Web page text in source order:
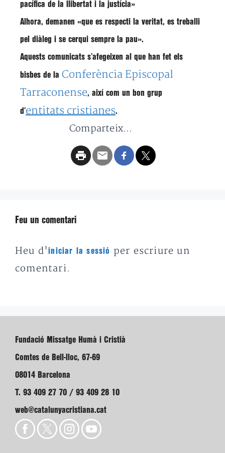
pacífica de la llibertat i la justícia»
Alhora, demanen «que es respecti la veritat, es treballi
pel diàleg i se cerqui sempre la pau».
Aquests comunicats s’afegeixen al que han fet els
bisbes de la Conferència Episcopal
Tarraconense, així com un bon grup
d’entitats cristianes.
Comparteix...
Feu un comentari
Heu d'iniciar la sessió
per escriure un
comentari.
Fundació Missatge Humà i Cristià
Comtes de Bell-lloc, 67-69
08014 Barcelona
T. 93 409 27 70 / 93 409 28 10
web@catalunyacristiana.cat